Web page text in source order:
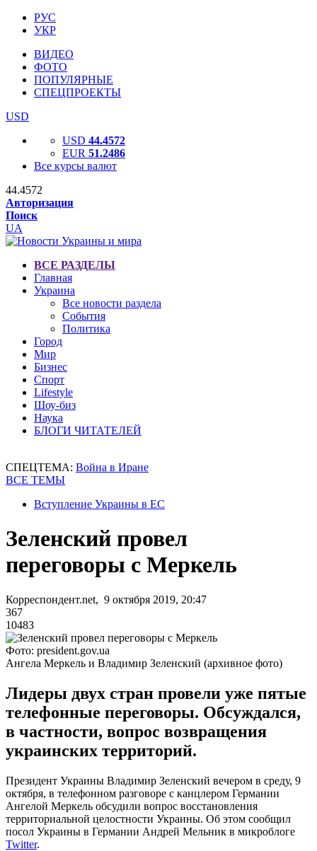
РУС
УКР
ВИДЕО
ФОТО
ПОПУЛЯРНЫЕ
СПЕЦПРОЕКТЫ
USD
USD 44.4572
EUR 51.2486
Все курсы валют
44.4572
Авторизация
Поиск
UA
ВСЕ РАЗДЕЛЫ
Главная
Украина
Все новости раздела
События
Политика
Город
Мир
Бизнес
Спорт
Lifestyle
Шоу-биз
Наука
БЛОГИ ЧИТАТЕЛЕЙ
СПЕЦТЕМА: Война в Иране
ВСЕ ТЕМЫ
Вступление Украины в ЕС
Зеленский провел
переговоры с Меркель
Корреспондент.net, 9 октября 2019, 20:47
367
10483
Фото: president.gov.ua
Ангела Меркель и Владимир Зеленский (архивное фото)
Лидеры двух стран провели уже пятые
телефонные переговоры. Обсуждался,
в частности, вопрос возвращения
украинских территорий.
Президент Украины Владимир Зеленский вечером в среду, 9
октября, в телефонном разговоре с канцлером Германии
Ангелой Меркель обсудили вопрос восстановления
территориальной целостности Украины. Об этом сообщил
посол Украины в Германии Андрей Мельник в микроблоге
Twitter.